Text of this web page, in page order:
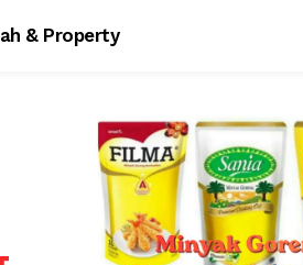
& Property